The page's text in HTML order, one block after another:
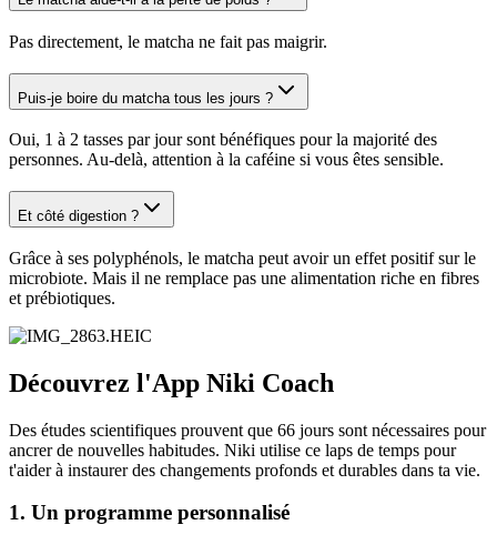
Pas directement, le matcha ne fait pas maigrir.
Puis-je boire du matcha tous les jours ?
Oui, 1 à 2 tasses par jour sont bénéfiques pour la majorité des
personnes. Au-delà, attention à la caféine si vous êtes sensible.
Et côté digestion ?
Grâce à ses polyphénols, le matcha peut avoir un effet positif sur le
microbiote. Mais il ne remplace pas une alimentation riche en fibres
et prébiotiques.
Découvrez l'App Niki Coach
Des études scientifiques prouvent que 66 jours sont nécessaires pour
ancrer de nouvelles habitudes. Niki utilise ce laps de temps pour
t'aider à instaurer des changements profonds et durables dans ta vie.
1. Un programme personnalisé